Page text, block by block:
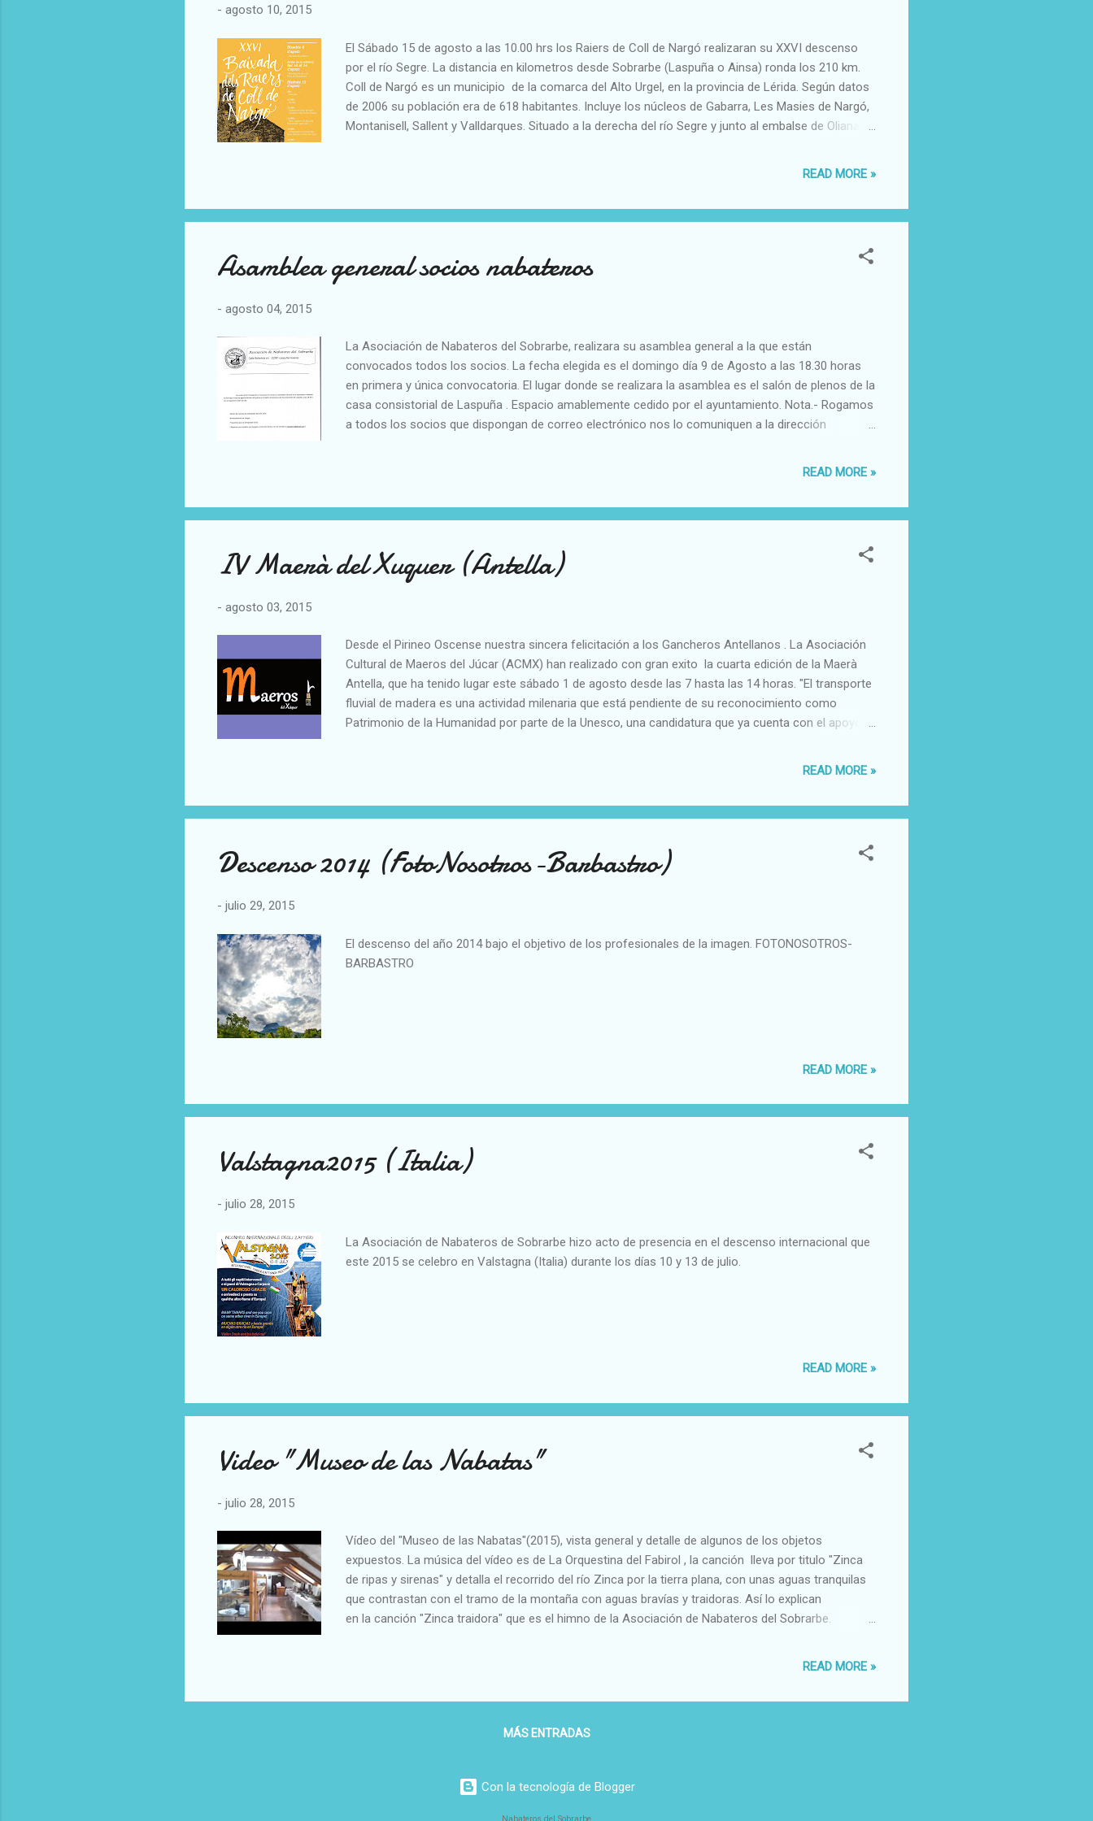
- agosto 10, 2015
El Sábado 15 de agosto a las 10.00 hrs los Raiers de Coll de Nargó realizaran su XXVI descenso
por el río Segre. La distancia en kilometros desde Sobrarbe (Laspuña o Ainsa) ronda los 210 km.
Coll de Nargó es un municipio de la comarca del Alto Urgel, en la provincia de Lérida. Según datos
de 2006 su población era de 618 habitantes. Incluye los núcleos de Gabarra, Les Masies de Nargó,
Montanisell, Sallent y Valldarques. Situado a la derecha del río Segre y junto al embalse de Oliana,
READ MORE »
Asamblea general socios nabateros
- agosto 04, 2015
La Asociación de Nabateros del Sobrarbe, realizara su asamblea general a la que están
convocados todos los socios. La fecha elegida es el domingo día 9 de Agosto a las 18.30 horas
en primera y única convocatoria. El lugar donde se realizara la asamblea es el salón de plenos de la
casa consistorial de Laspuña . Espacio amablemente cedido por el ayuntamiento. Nota.- Rogamos
a todos los socios que dispongan de correo electrónico nos lo comuniquen a la dirección
READ MORE »
IV Maerà del Xuquer (Antella)
- agosto 03, 2015
Desde el Pirineo Oscense nuestra sincera felicitación a los Gancheros Antellanos . La Asociación
Cultural de Maeros del Júcar (ACMX) han realizado con gran exito la cuarta edición de la Maerà
Antella, que ha tenido lugar este sábado 1 de agosto desde las 7 hasta las 14 horas. "El transporte
fluvial de madera es una actividad milenaria que está pendiente de su reconocimiento como
Patrimonio de la Humanidad por parte de la Unesco, una candidatura que ya cuenta con el apoyo
Valstagna (Italia) como entidad número 42 de la "Asociación Internacional de Almadieros,
construcción hidráulica ordenada construir por Jaume I con la única ayuda de sus característicos
READ MORE »
Descenso 2014 (FotoNosotros-Barbastro)
- julio 29, 2015
El descenso del año 2014 bajo el objetivo de los profesionales de la imagen. FOTONOSOTROS-
BARBASTRO
READ MORE »
Valstagna2015 (Italia)
- julio 28, 2015
La Asociación de Nabateros de Sobrarbe hizo acto de presencia en el descenso internacional que
este 2015 se celebro en Valstagna (Italia) durante los días 10 y 13 de julio.
READ MORE »
Video "Museo de las Nabatas"
- julio 28, 2015
Vídeo del "Museo de las Nabatas"(2015), vista general y detalle de algunos de los objetos
expuestos. La música del vídeo es de La Orquestina del Fabirol , la canción lleva por titulo "Zinca
de ripas y sirenas" y detalla el recorrido del río Zinca por la tierra plana, con unas aguas tranquilas
que contrastan con el tramo de la montaña con aguas bravías y traidoras. Así lo explican
en la canción "Zinca traidora" que es el himno de la Asociación de Nabateros del Sobrarbe.
READ MORE »
MÁS ENTRADAS
Con la tecnología de Blogger